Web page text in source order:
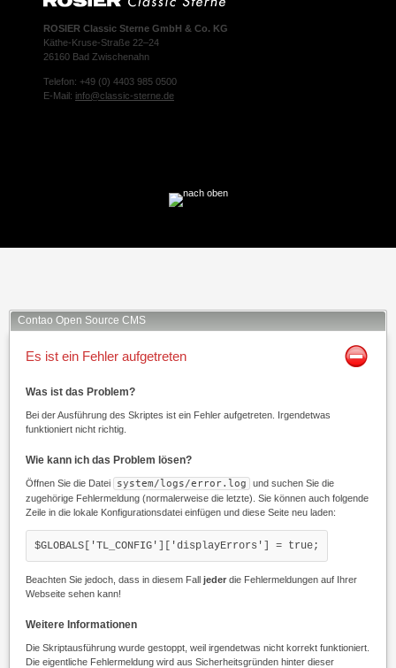
ROSIER Classic Sterne GmbH & Co. KG
Käthe-Kruse-Straße 22–24
26160 Bad Zwischenahn
Telefon: +49 (0) 4403 985 0500
E-Mail: info@classic-sterne.de
Contao Open Source CMS
Es ist ein Fehler aufgetreten
Was ist das Problem?
Bei der Ausführung des Skriptes ist ein Fehler aufgetreten. Irgendetwas
funktioniert nicht richtig.
Wie kann ich das Problem lösen?
Öffnen Sie die Datei system/logs/error.log
und suchen Sie die
zugehörige Fehlermeldung (normalerweise die letzte). Sie können auch folgende
Zeile in die lokale Konfigurationsdatei einfügen und diese Seite neu laden:
$GLOBALS['TL_CONFIG']['displayErrors'] = true;
Beachten Sie jedoch, dass in diesem Fall jeder die Fehlermeldungen auf Ihrer
Webseite sehen kann!
Weitere Informationen
Die Skriptausführung wurde gestoppt, weil irgendetwas nicht korrekt funktioniert.
Die eigentliche Fehlermeldung wird aus Sicherheitsgründen hinter dieser